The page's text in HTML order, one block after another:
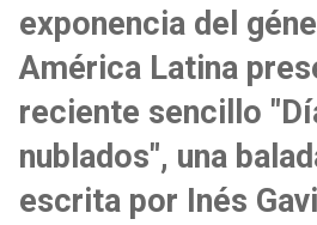
exponencia del
América Latina
reciente sencillo
nublados", una
escrita por Inés